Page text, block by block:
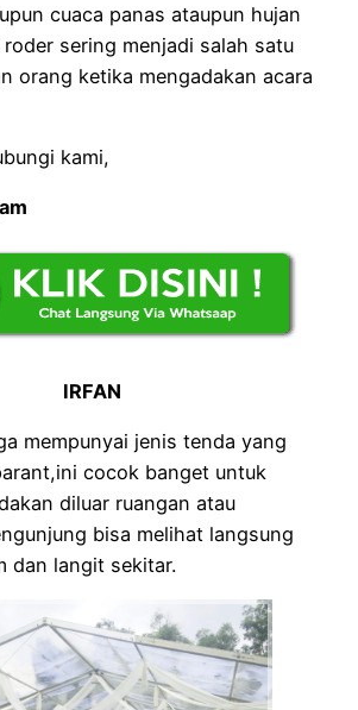
cuaca panas ataupun hujan
sering menjadi salah satu
orang ketika mengadakan acara
kami,
IRFAN
mempunyai jenis tenda yang
cocok banget untuk
diluar ruangan atau
bisa melihat langsung
dan langit sekitar.